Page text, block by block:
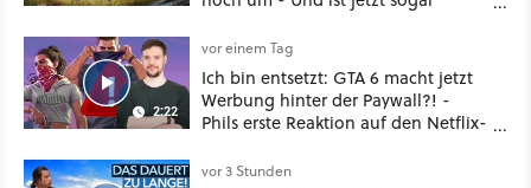
2:22
vor einem Tag
Ich bin entsetzt: GTA 6 macht jetzt
Werbung hinter der Paywall?! -
Phils erste Reaktion auf den Netflix-
vor 3 Stunden